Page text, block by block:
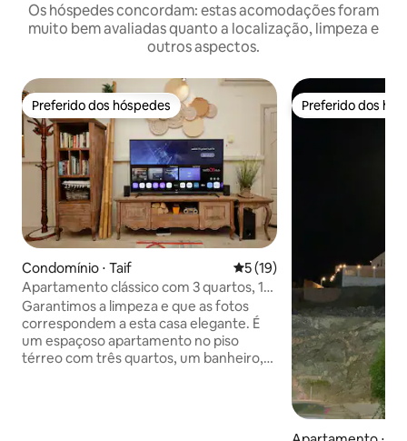
Os hóspedes concordam: estas acomodações foram
muito bem avaliadas quanto a localização, limpeza e
outros aspectos.
Preferido dos hóspedes
Preferido dos hóspedes
Condomínio ⋅ Taif 5 de uma avaliação média
5 (19)
Apartamento clássico com 3 quartos, 1
sala de estar e pátio
Garantimos a limpeza e que as fotos
correspondem a esta casa elegante. É
um espaçoso apartamento no piso
térreo com três quartos, um banheiro,
Preferido dos
Preferido dos